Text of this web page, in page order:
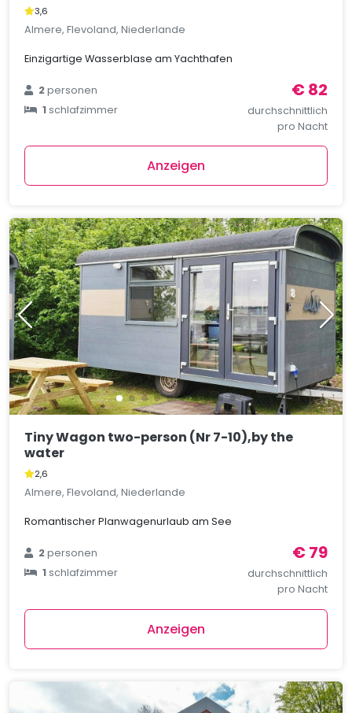
3,6
Almere, Flevoland, Niederlande
Einzigartige Wasserblase am Yachthafen
2personen
1schlafzimmer
€ 82
durchschnittlich
pro Nacht
Anzeigen
Tiny Wagon two-person (Nr 7-10),by the
water
2,6
Almere, Flevoland, Niederlande
Romantischer Planwagenurlaub am See
2personen
1schlafzimmer
€ 79
durchschnittlich
pro Nacht
Anzeigen